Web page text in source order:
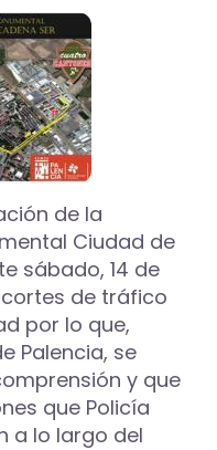
de la
Ciudad de
sábado, 14 de
de tráfico
por lo que,
Palencia, se
y que
que Policía
a lo largo del